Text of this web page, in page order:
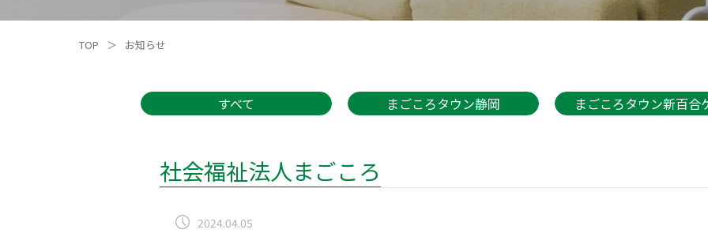
TOP ＞ お知らせ
すべて まごころタウン静岡 まごころタウン新百合
社会福祉法人まごころ
2024.04.05